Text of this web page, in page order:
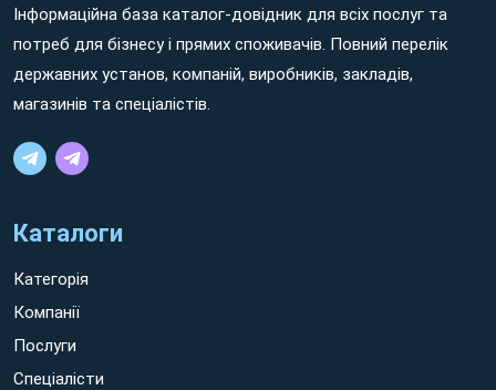
Інформаційна база каталог-довідник для всіх послуг та
потреб для бізнесу і прямих споживачів. Повний перелік
державних установ, компаній, виробників, закладів,
магазинів та спеціалістів.
Каталоги
Категорія
Компанії
Послуги
Спеціалісти